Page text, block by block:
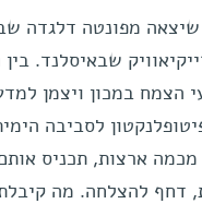
מפונטה דלגדה
שבאיסלנד.
הצמח במכון ויצמן
לסביבה
ארצות, תכניס
דחף להצלחה. מה